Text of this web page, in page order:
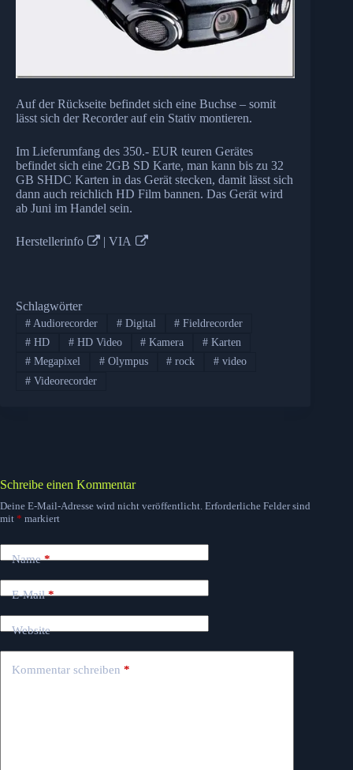
Auf der Rückseite befindet sich eine Buchse – somit
lässt sich der Recorder auf ein Stativ montieren.
Im Lieferumfang des 350.- EUR teuren Gerätes
befindet sich eine 2GB SD Karte, man kann bis zu 32
GB SHDC Karten in das Gerät stecken, damit lässt sich
dann auch reichlich HD Film bannen. Das Gerät wird
ab Juni im Handel sein.
Herstellerinfo | VIA
Schlagwörter
#Audiorecorder #Digital # Fieldrecorder
#HD #HD Video # Kamera # Karten
#Megapixel #Olympus # rock # video
#Videorecorder
Schreibe einen Kommentar
Deine E-Mail-Adresse wird nicht veröffentlicht. Erforderliche Felder sind
mit * markiert
Name*
E-Mail*
Website
Kommentar schreiben *